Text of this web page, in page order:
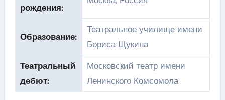
рождения:
Образование:
Театральное училище имени
Бориса Щукина
Театральный
дебют:
Московский театр имени
Ленинского Комсомола